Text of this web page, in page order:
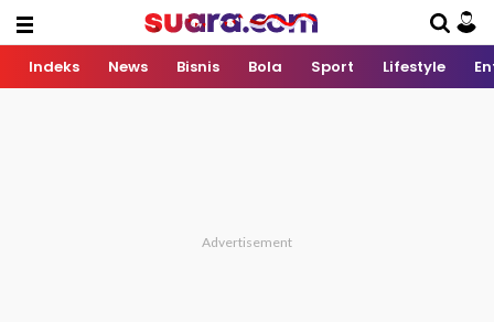
Indeks News Bisnis Bola Sport Lifestyle